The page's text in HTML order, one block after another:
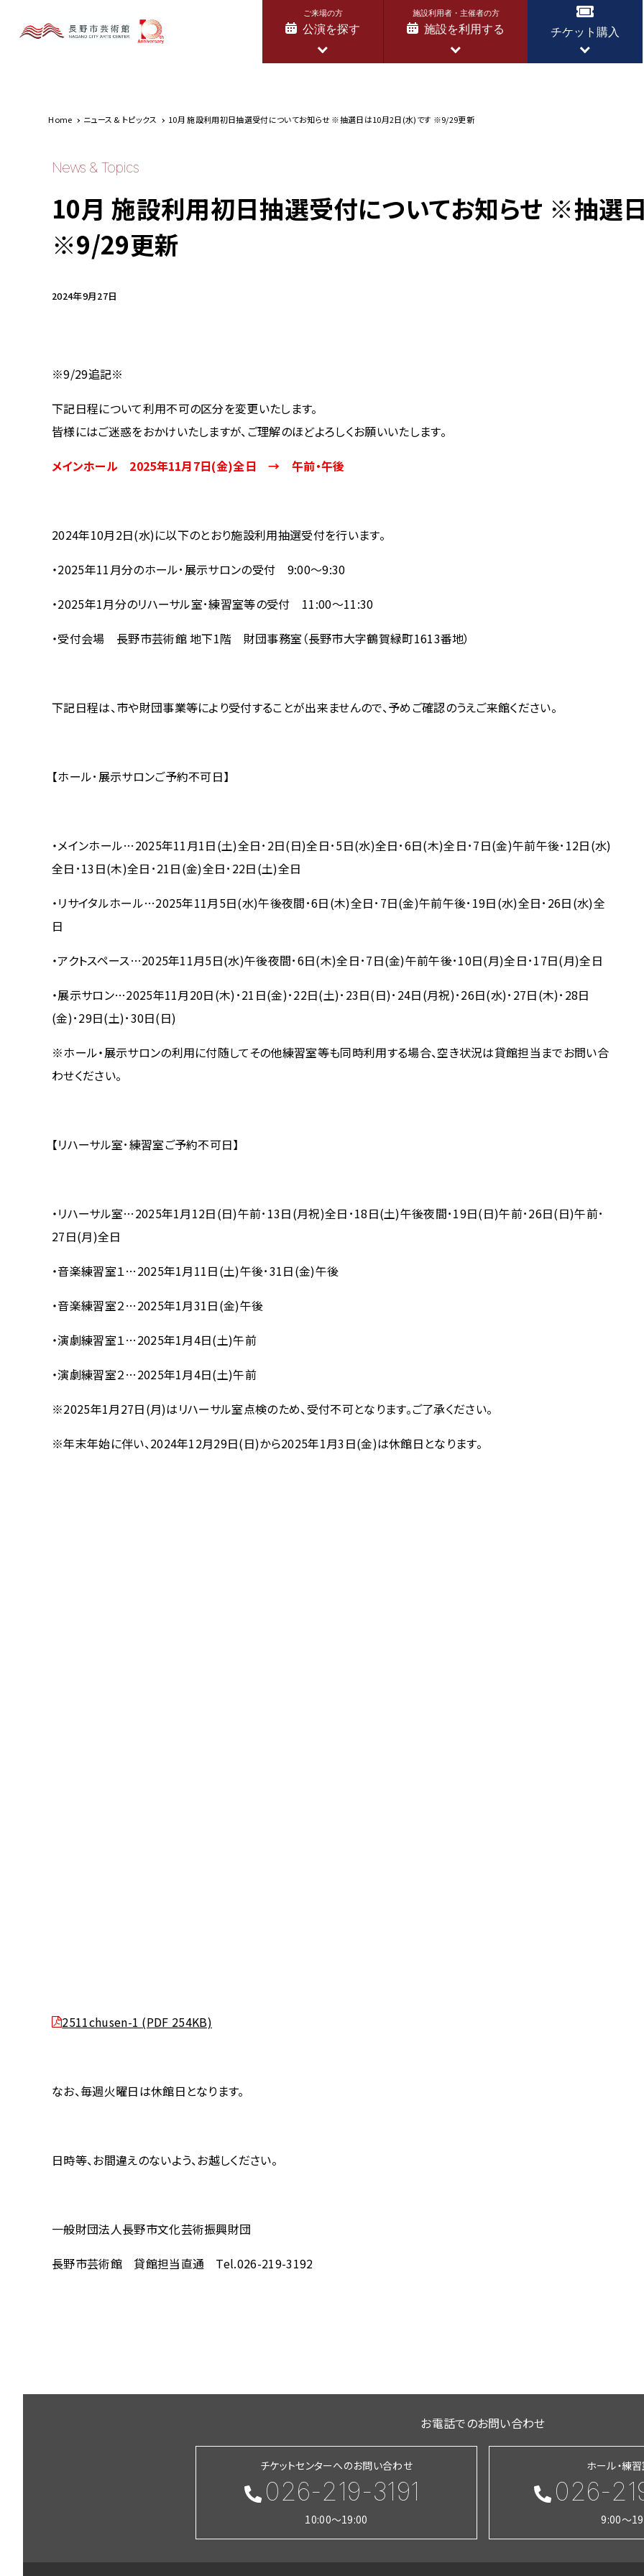
ご来場の方
公演を探す
施設利用者・主催者の方
施設を利用する チケット購入
Home ニュース & トピックス 10月 施設利用初日抽選受付についてお知らせ ※抽選日は10月2日(水)です ※9/29更新
News & Topics
10月 施設利用初日抽選受付についてお知らせ ※抽選
※9/29更新
2024年9月27日
※9/29追記※
下記日程について利用不可の区分を変更いたします。
皆様にはご迷惑をおかけいたしますが、ご理解のほどよろしくお願いいたします。
メインホール 2025年11月7日(金)全日 → 午前・午後
2024年10月2日(水)に以下のとおり施設利用抽選受付を行います。
・2025年11月分のホール･展示サロンの受付 9:00～9:30
・2025年1月分のリハーサル室･練習室等の受付 11:00～11:30
・受付会場 長野市芸術館 地下1階 財団事務室（長野市大字鶴賀緑町1613番地）
下記日程は、市や財団事業等により受付することが出来ませんので、予めご確認のうえご来館ください。
【ホール･展示サロンご予約不可日】
・メインホール…2025年11月1日(土)全日･2日(日)全日･5日(水)全日･6日(木)全日･7日(金)午前午後･12日(水)
全日･13日(木)全日･21日(金)全日･22日(土)全日
・リサイタルホール…2025年11月5日(水)午後夜間･6日(木)全日･7日(金)午前午後･19日(水)全日･26日(水)全
日
・アクトスペース…2025年11月5日(水)午後夜間･6日(木)全日･7日(金)午前午後･10日(月)全日･17日(月)全日
・展示サロン…2025年11月20日(木)･21日(金)･22日(土)･23日(日)･24日(月祝)･26日(水)･27日(木)･28日
(金)･29日(土)･30日(日)
※ホール・展示サロンの利用に付随してその他練習室等も同時利用する場合、空き状況は貸館担当までお問い合
わせください。
【リハーサル室･練習室ご予約不可日】
・リハーサル室…2025年1月12日(日)午前･13日(月祝)全日･18日(土)午後夜間･19日(日)午前･26日(日)午前･
27日(月)全日
・音楽練習室１…2025年1月11日(土)午後･31日(金)午後
・音楽練習室２…2025年1月31日(金)午後
・演劇練習室１…2025年1月4日(土)午前
・演劇練習室２…2025年1月4日(土)午前
※2025年1月27日(月)はリハーサル室点検のため、受付不可となります。ご了承ください。
※年末年始に伴い、2024年12月29日(日)から2025年1月3日(金)は休館日となります。
2511chusen-1 (PDF 254KB)
なお、毎週火曜日は休館日となります。
日時等、お間違えのないよう、お越しください。
一般財団法人長野市文化芸術振興財団
長野市芸術館 貸館担当直通 Tel.026-219-3192
お電話でのお問い合わせ
チケットセンターへのお問い合わせ
026-219-3191
10:00～19:00
ホール・練
026-
9:00～